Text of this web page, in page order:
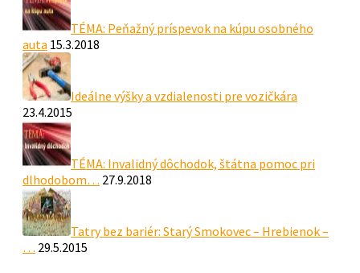
TÉMA: Peňažný príspevok na kúpu osobného
auta 15.3.2018
Ideálne výšky a vzdialenosti pre vozičkára
23.4.2015
TÉMA: Invalidný dôchodok, štátna pomoc pri
dlhodobom… 27.9.2018
Tatry bez bariér: Starý Smokovec – Hrebienok –
… 29.5.2015